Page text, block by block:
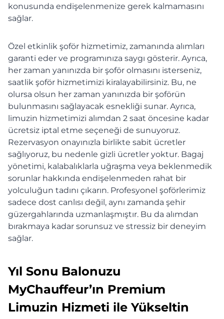
konusunda endişelenmenize gerek kalmamasını
sağlar.
Özel etkinlik şoför hizmetimiz, zamanında alımları
garanti eder ve programınıza saygı gösterir. Ayrıca,
her zaman yanınızda bir şoför olmasını isterseniz,
saatlik şoför hizmetimizi kiralayabilirsiniz. Bu, ne
olursa olsun her zaman yanınızda bir şoförün
bulunmasını sağlayacak esnekliği sunar. Ayrıca,
limuzin hizmetimizi alımdan 2 saat öncesine kadar
ücretsiz iptal etme seçeneği de sunuyoruz.
Rezervasyon onayınızla birlikte sabit ücretler
sağlıyoruz, bu nedenle gizli ücretler yoktur. Bagaj
yönetimi, kalabalıklarla uğraşma veya beklenmedik
sorunlar hakkında endişelenmeden rahat bir
yolculuğun tadını çıkarın. Profesyonel şoförlerimiz
sadece dost canlısı değil, aynı zamanda şehir
güzergahlarında uzmanlaşmıştır. Bu da alımdan
bırakmaya kadar sorunsuz ve stressiz bir deneyim
sağlar.
Yıl Sonu Balonuzu
MyChauffeur’ın Premium
Limuzin Hizmeti ile Yükseltin